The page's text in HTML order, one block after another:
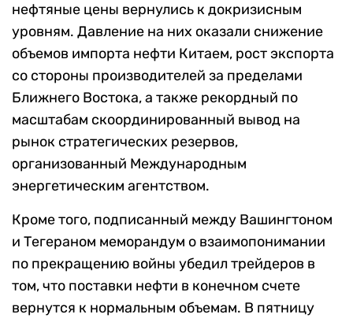
нефтяные цены вернулись к докризисным
уровням. Давление на них оказали снижение
объемов импорта нефти Китаем, рост экспорта
со стороны производителей за пределами
Ближнего Востока, а также рекордный по
масштабам скоординированный вывод на
рынок стратегических резервов,
организованный Международным
энергетическим агентством.
Кроме того, подписанный между Вашингтоном
и Тегераном меморандум о взаимопонимании
по прекращению войны убедил трейдеров в
том, что поставки нефти в конечном счете
вернутся к нормальным объемам. В пятницу